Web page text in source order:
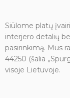
smilkalų be
kad pelenai krenta
peleninės/
atsparaus paviršiaus.
Siūlome platų
interjero detalių
pasirinkimą. Mus
44250 (šalia
visoje Lietuvoje.